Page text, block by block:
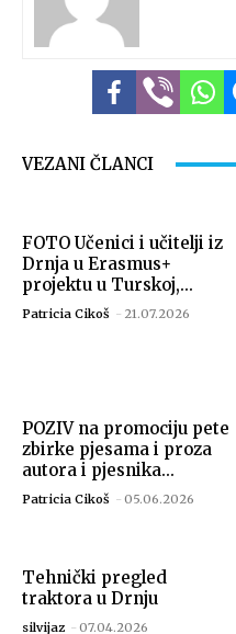
VEZANI ČLANCI
FOTO Učenici i učitelji iz
Drnja u Erasmus+
projektu u Turskoj,...
Patricia Cikoš - 21.07.2026
POZIV na promociju pete
zbirke pjesama i proza
autora i pjesnika...
Patricia Cikoš - 05.06.2026
Tehnički pregled
traktora u Drnju
silvijaz - 07.04.2026